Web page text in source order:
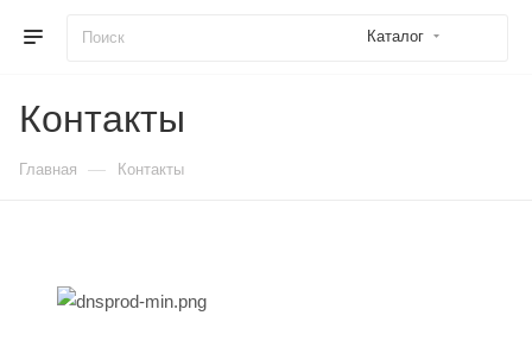
Каталог
Контакты
Главная — Контакты